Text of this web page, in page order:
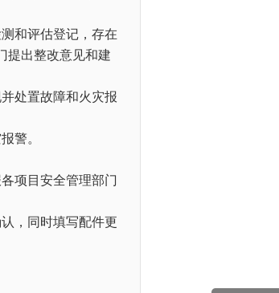
和评估登记，存在
提出整改意见和建
处置故障和火灾报
警。
项目安全管理部门
，同时填写配件更